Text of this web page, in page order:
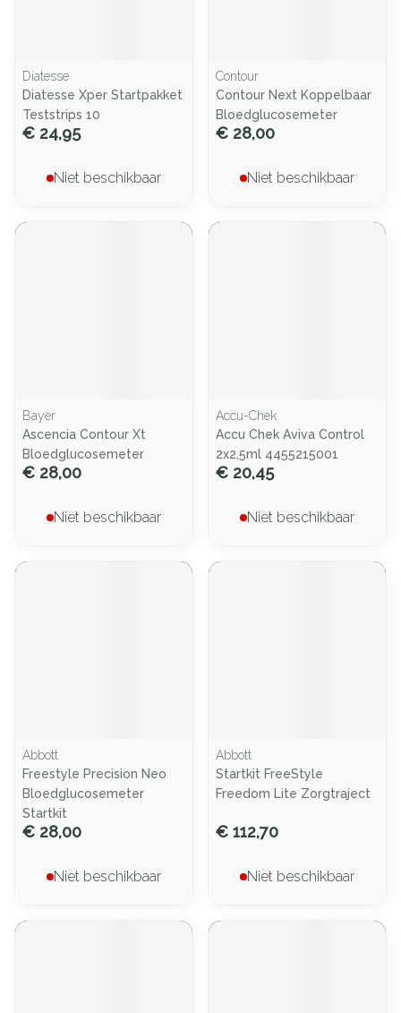
Diatesse
Diatesse Xper Startpakket
Teststrips 10
€ 24,95
Niet beschikbaar
Contour
Contour Next Koppelbaar
Bloedglucosemeter
€ 28,00
Niet beschikbaar
Bayer
Ascencia Contour Xt
Bloedglucosemeter
€ 28,00
Niet beschikbaar
Accu-Chek
Accu Chek Aviva Control
2x2,5ml 4455215001
€ 20,45
Niet beschikbaar
Abbott
Freestyle Precision Neo
Bloedglucosemeter
Startkit
€ 28,00
Niet beschikbaar
Abbott
Startkit FreeStyle
Freedom Lite Zorgtraject
€ 112,70
Niet beschikbaar